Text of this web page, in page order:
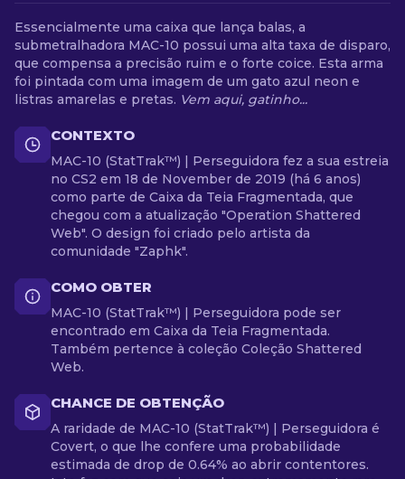
Essencialmente uma caixa que lança balas, a
submetralhadora MAC-10 possui uma alta taxa de disparo,
que compensa a precisão ruim e o forte coice. Esta arma
foi pintada com uma imagem de um gato azul neon e
listras amarelas e pretas. Vem aqui, gatinho...
CONTEXTO
MAC-10 (StatTrak™) | Perseguidora fez a sua estreia
no CS2 em 18 de November de 2019 (há 6 anos)
como parte de Caixa da Teia Fragmentada, que
chegou com a atualização "Operation Shattered
Web". O design foi criado pelo artista da
comunidade "Zaphk".
COMO OBTER
MAC-10 (StatTrak™) | Perseguidora pode ser
encontrado em Caixa da Teia Fragmentada.
Também pertence à coleção Coleção Shattered
Web.
CHANCE DE OBTENÇÃO
A raridade de MAC-10 (StatTrak™) | Perseguidora é
Covert, o que lhe confere uma probabilidade
estimada de drop de 0.64% ao abrir contentores.